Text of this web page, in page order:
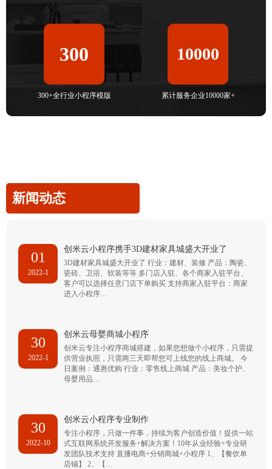
300
300+全行业小程序模版
10000
累计服务企业10000家+
新闻动态
01
2022-1
创米云小程序携手3D建材家具城盛大开业了
3D建材家具城盛大开业了 行业：建材、装修 产品：陶瓷、
瓷砖、卫浴、软装等等 多门店入驻、各个商家入驻平台、
客户可以选择任意门店下单购买 支持商家入驻平台：商家
进入小程序…
30
2022-1
创米云母婴商城小程序
创米云专注小程序商城搭建，如果您想做个小程序，只需提
供营业执照，只需两三天即帮您可上线您的线上商城。 今
日案例：通惠优购 行业：零售线上商城 产品：美妆个护、
母婴用品…
30
2022-10
创米云小程序专业制作
专注小程序，只做一件事，持续为客户创造价值！提供一站
式互联网系统开发服务+解决方案！10年从业经验+专业研
发团队技术支持 直播电商+分销商城+小程序 1、【餐饮单
店铺】 2、【…